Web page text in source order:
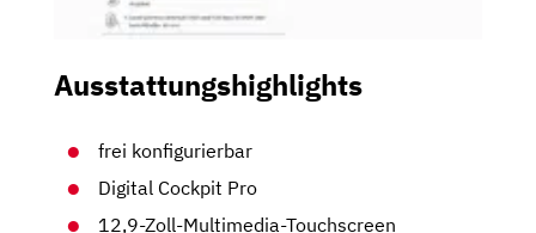
Ausstattungshighlights
frei konfigurierbar
Digital Cockpit Pro
12,9-Zoll-Multimedia-Touchscreen